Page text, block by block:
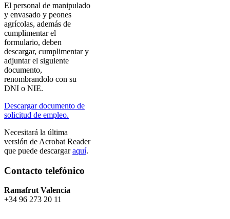
El personal de manipulado
y envasado y peones
agrícolas, además de
cumplimentar el
formulario, deben
descargar, cumplimentar y
adjuntar el siguiente
documento,
renombrandolo con su
DNI o NIE.
Descargar documento de
solicitud de empleo.
Necesitará la última
versión de Acrobat Reader
que puede descargaraquí.
Contacto telefónico
Ramafrut Valencia
+34 96 273 20 11